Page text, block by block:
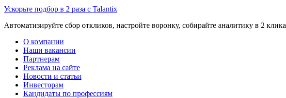
Ускорьте подбор в 2 раза с Talantix
Автоматизируйте сбор откликов, настройте воронку, собирайте аналитику в 2 клика
О компании
Наши вакансии
Партнерам
Реклама на сайте
Новости и статьи
Инвесторам
Кандидаты по профессиям